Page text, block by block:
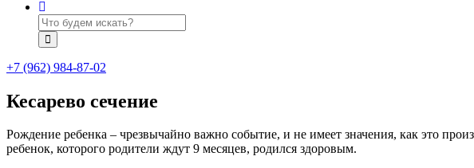
+7 (962) 984-87-02
Кесарево сечение
Рождение ребенка – чрезвычайно важно событие, и не имеет значения, как это
ребенок, которого родители ждут 9 месяцев, родился здоровым.